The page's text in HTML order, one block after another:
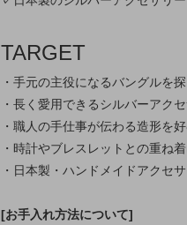
TARGET
・手元の主役になるバングルを
・長く愛用できるシルバーアク
・職人の手仕事が伝わる造形を
・時計やブレスレットとの重ね
・日本製・ハンドメイドアクセ
[お手入れ方法について]